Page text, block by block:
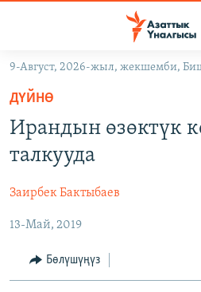
Навигацияга
өтүңүз
Издөөгө
салыңыз
ЖАҢЫЛЫКТАР
КЫРГЫЗСТАН
ЭКОНОМИКА
МАДАНИЯТ
ДҮЙНӨ
БОРБОР АЗИЯ
УКРАИНА
АТАЙЫН ИЛИКТӨӨ
ТВ ПРОГРАММАЛАР
БҮГҮН АЗАТТЫКТА
ПОДКАСТ
ӨЗГӨЧӨ ПИКИР
9-Август, 2026-жыл, жекшемби,
ДҮЙНӨ
Ирандын өзөктүк
талкууда
Заирбек Бактыбаев
13-Май, 2019
Бөлүшүңүз